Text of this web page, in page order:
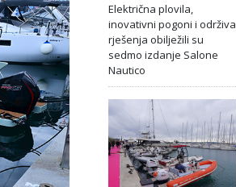
Električna plovila,
inovativni pogoni i održiva
rješenja obilježili su
sedmo izdanje Salone
Nautico